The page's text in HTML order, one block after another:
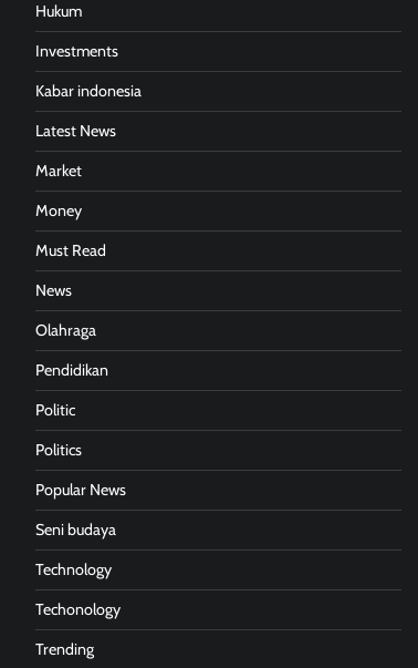
Hukum
Investments
Kabar indonesia
Latest News
Market
Money
Must Read
News
Olahraga
Pendidikan
Politic
Politics
Popular News
Seni budaya
Technology
Techonology
Trending